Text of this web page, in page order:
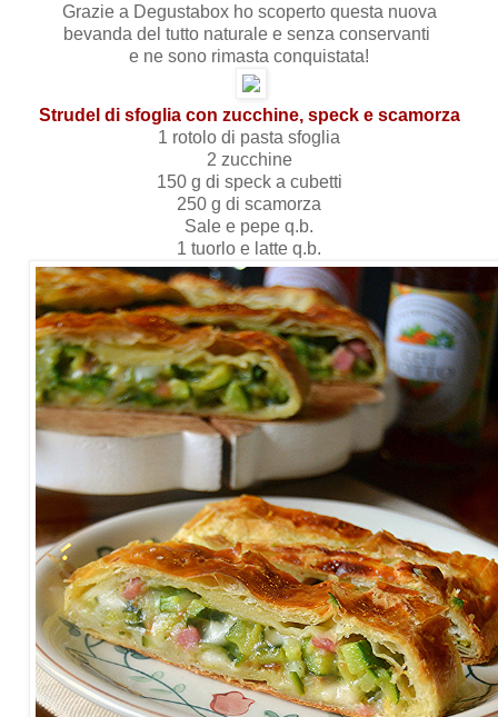
Grazie a Degustabox ho scoperto questa nuova
bevanda del tutto naturale e senza conservanti
e ne sono rimasta conquistata!
Strudel di sfoglia con zucchine, speck e scamorza
1 rotolo di pasta sfoglia
2 zucchine
150 g di speck a cubetti
250 g di scamorza
Sale e pepe q.b.
1 tuorlo e latte q.b.